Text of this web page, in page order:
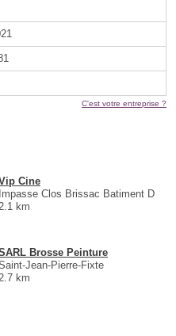
C'est votre entreprise ?
Cine
Impasse Clos Brissac Batiment D
km
Brosse Peinture
Jean-Pierre-Fixte
km